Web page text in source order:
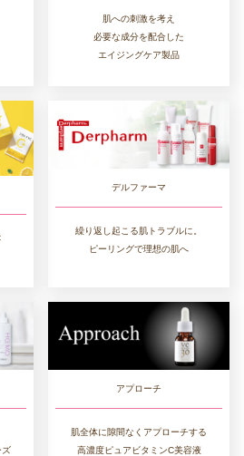
肌への刺激を考え
必要な成分を配合した
エイジングケア製品
デルファーマ
繰り返し起こる肌トラブルに。
ピーリングで理想の肌へ
ズ
アプローチ
肌全体に隙間なくアプローチする
高濃度ピュアビタミンC美容液